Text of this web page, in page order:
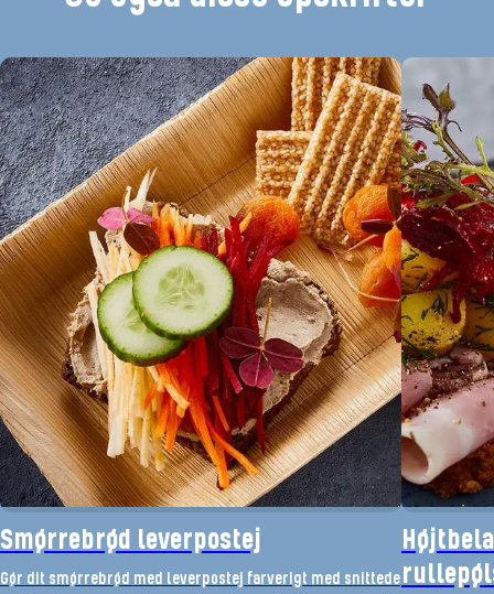
Smørrebrød leverpostej
Gør dit smørrebrød med leverpostej farverigt med snittede